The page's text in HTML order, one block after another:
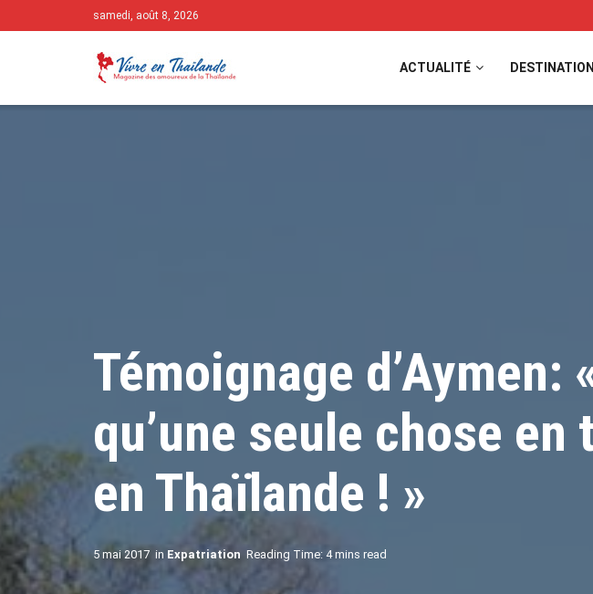
samedi, août 8, 2026
ACTUALITÉ
Témoignage d’Aymen:
qu’une seule chose en
en Thaïlande ! »
5 mai 2017 in Expatriation Reading Time: 4 mins read